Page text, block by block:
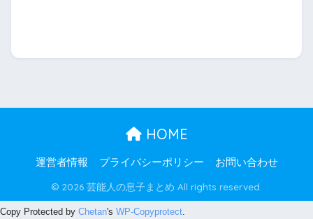
HOME
運営者情報 プライバシーポリシー お問い合わせ
© 2026 芸能人の息子まとめ All rights reserved.
Copy Protected by Chetan's WP-Copyprotect.